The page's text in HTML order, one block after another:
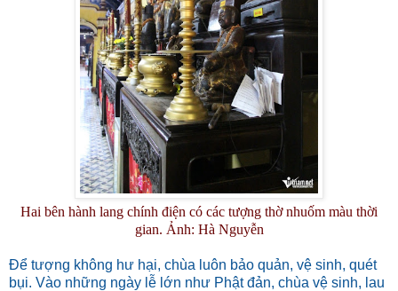
Hai bên hành lang chính điện có các tượng thờ nhuốm màu thời
gian. Ảnh: Hà Nguyễn
Để tượng không hư hại, chùa luôn bảo quản, vệ sinh, quét
bụi. Vào những ngày lễ lớn như Phật đản, chùa vệ sinh, lau